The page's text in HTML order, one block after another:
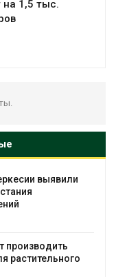
на 1,5 тыс.
выявили
производить
растительного